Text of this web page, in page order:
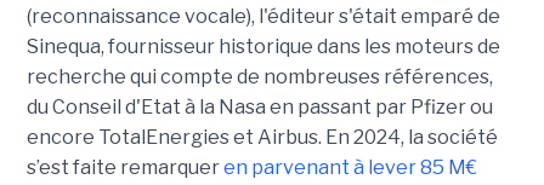
(reconnaissance vocale), l'éditeur s'était emparé de
Sinequa, fournisseur historique dans les moteurs de
recherche qui compte de nombreuses références,
du Conseil d'Etat à la Nasa en passant par Pfizer ou
encore TotalEnergies et Airbus. En 2024, la société
s’est faite remarqueren parvenant à lever 85 M€